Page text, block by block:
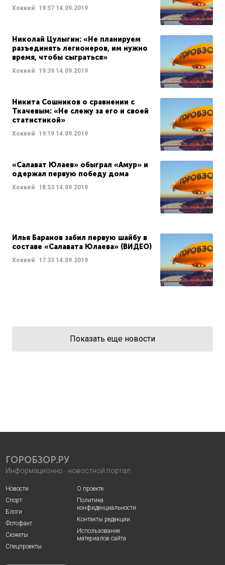
Хоккей 19:57 14.09.2019
Николай Цулыгин: «Не планируем
разъединять легионеров, им нужно
время, чтобы сыграться»
Хоккей 19:39 14.09.2019
Никита Сошников о сравнении с
Ткачевым: «Не слежу за его и своей
статистикой»
Хоккей 19:19 14.09.2019
«Салават Юлаев» обыграл «Амур» и
одержал первую победу дома
Хоккей 18:53 14.09.2019
Илья Баранов забил первую шайбу в
составе «Салавата Юлаева» (ВИДЕО)
Хоккей 17:33 14.09.2019
Показать еще новости
ГОРОБЗОР.РУ
Информационно - новостной портал
Новости
Спорт
Блоги
Фотофакт
Сюжеты
Спецпроекты
О проекте
Политика
конфиденциальности
Контакты редакции
Использование
материалов сайта